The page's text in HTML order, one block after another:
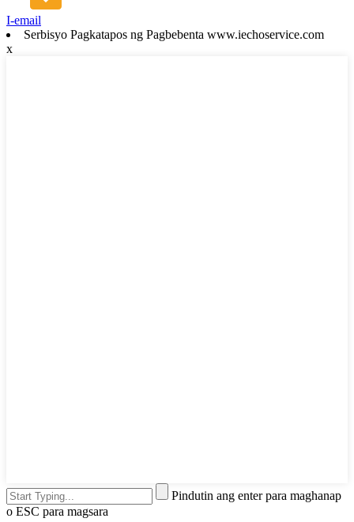
I-email
Serbisyo Pagkatapos ng Pagbebenta www.iechoservice.com
x
Pindutin ang enter para maghanap
o ESC para magsara